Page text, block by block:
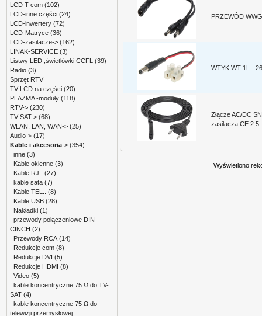
PRZEWÓD
WTYK WT-1L -
Złącze AC/DC
zasilacza CE 2.5
Wyświetlono
LCD T-com (102)
LCD-inne części (24)
LCD-inwertery (72)
LCD-Matryce (36)
LCD-zasilacze-> (162)
LINAK-SERVICE (3)
Listwy LED ,świetlówki CCFL
(39)
Radio (3)
Sprzęt RTV
TV LCD na części (20)
PLAZMA -moduły (118)
RTV-> (230)
TV-SAT-> (68)
WLAN, LAN, WAN-> (25)
Audio-> (17)
Kable i akcesoria-> (354)
inne (3)
Kable okienne (3)
Kable RJ..
(27)
kable sata (7)
Kable TEL..
(8)
Kable USB (28)
Nakładki (1)
przewody połączeniowe DIN-
CINCH (2)
Przewody RCA (14)
Redukcje com (8)
Redukcje DVI (5)
Redukcje HDMI (8)
Video (5)
kable koncentryczne 75 Ω do TV-
SAT (4)
kable koncentryczne 75 Ω do
telewizji przemysłowej